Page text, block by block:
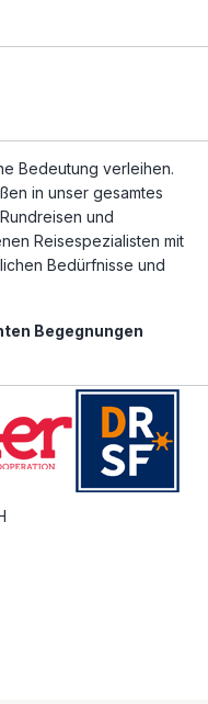
Bedeutung verleihen.
in unser gesamtes
und
Reisespezialisten mit
Bedürfnisse und
Begegnungen